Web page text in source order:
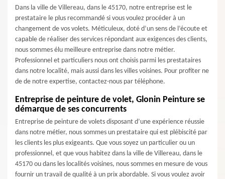
Dans la ville de Villereau, dans le 45170, notre entreprise est le
prestataire le plus recommandé si vous voulez procéder à un
changement de vos volets. Méticuleux, doté d’un sens de l’écoute et
capable de réaliser des services répondant aux exigences des clients,
nous sommes élu meilleure entreprise dans notre métier.
Professionnel et particuliers nous ont choisis parmi les prestataires
dans notre localité, mais aussi dans les villes voisines. Pour profiter ne
de de notre expertise, contactez-nous par téléphone.
Entreprise de peinture de volet, Glonin Peinture se
démarque de ses concurrents
Entreprise de peinture de volets disposant d’une expérience réussie
dans notre métier, nous sommes un prestataire qui est plébiscité par
les clients les plus exigeants. Que vous soyez un particulier ou un
professionnel, et que vous habitez dans la ville de Villereau, dans le
45170 ou dans les localités voisines, nous sommes en mesure de vous
fournir un travail de qualité à un prix abordable. Si vous voulez avoir